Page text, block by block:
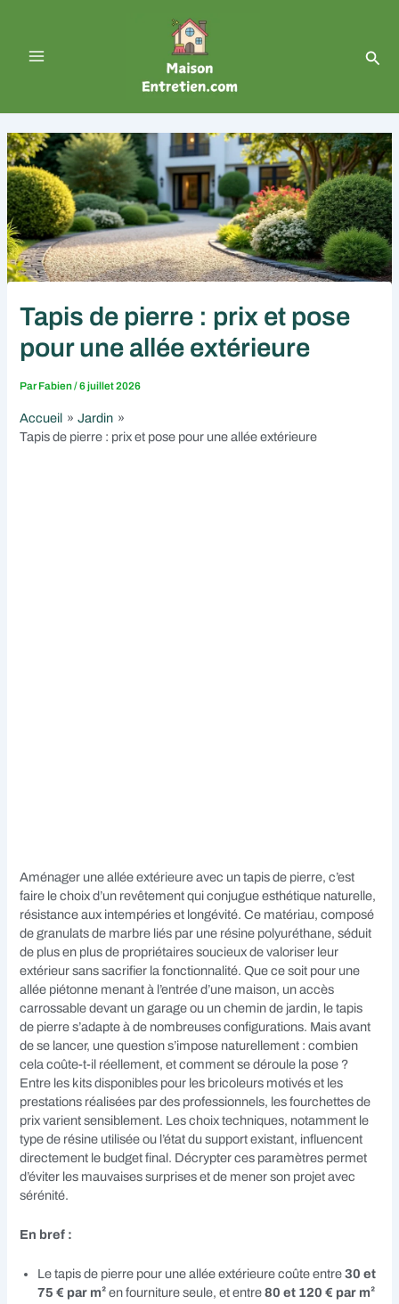
Menu
Tapis de pierre : prix et pose
pour une allée extérieure
ParFabien/6 juillet 2026
Accueil
Jardin
Tapis de pierre : prix et pose pour une allée extérieure
Aménager une allée extérieure avec un tapis de pierre, c’est
faire le choix d’un revêtement qui conjugue esthétique naturelle,
résistance aux intempéries et longévité. Ce matériau, composé
de granulats de marbre liés par une résine polyuréthane, séduit
de plus en plus de propriétaires soucieux de valoriser leur
extérieur sans sacrifier la fonctionnalité. Que ce soit pour une
allée piétonne menant à l’entrée d’une maison, un accès
carrossable devant un garage ou un chemin de jardin, le tapis
de pierre s’adapte à de nombreuses configurations. Mais avant
de se lancer, une question s’impose naturellement : combien
cela coûte-t-il réellement, et comment se déroule la pose ?
Entre les kits disponibles pour les bricoleurs motivés et les
prestations réalisées par des professionnels, les fourchettes de
prix varient sensiblement. Les choix techniques, notamment le
type de résine utilisée ou l’état du support existant, influencent
directement le budget final. Décrypter ces paramètres permet
d’éviter les mauvaises surprises et de mener son projet avec
sérénité.
En bref :
Le tapis de pierre pour une allée extérieure coûte entre30 et
75 € par m²en fourniture seule, et entre80 et 120 € par m²